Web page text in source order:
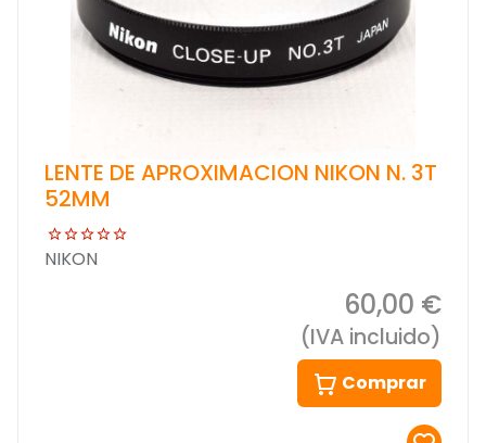
LENTE DE APROXIMACION NIKON N. 3T
52MM
NIKON
60,00 €
(IVA incluido)
Comprar